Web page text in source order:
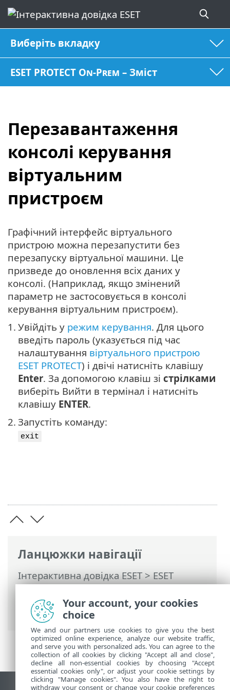
Виберіть вкладку
ESET PROTECT On-Prem – Зміст
Перезавантаження
консолі керування
віртуальним
пристроєм
Ланцюжки навігації
Інтерактивна довідка ESET>ESET
PROTECT On-Prem>Питання й
відповіді
> Перезавантаження консолі
керування віртуальним пристроєм
Графічний інтерфейс віртуального
пристрою можна перезапустити без
перезапуску віртуальної машини. Це
призведе до оновлення всіх даних у
консолі. (Наприклад, якщо змінений
параметр не застосовується в консолі
керування віртуальним пристроєм).
1. Увійдіть у режим керування. Для цього
введіть пароль (указується під час
налаштування віртуального пристрою
ESET PROTECT) і двічі натисніть клавішу
Enter. За допомогою клавіш зі стрілками
виберіть Вийти в термінал і натисніть
клавішу ENTER.
2. Запустіть команду:
exit
Your account, your cookies
choice
We and our partners use cookies to give you the best
optimized online experience, analyze our website traffic,
and serve you with personalized ads. You can agree to the
collection of all cookies by clicking "Accept all and close",
decline all non-essential cookies by choosing "Accept
essential cookies only", or adjust your cookie settings by
clicking "Manage cookies". You also have the right to
withdraw your consent or change your cookie preferences